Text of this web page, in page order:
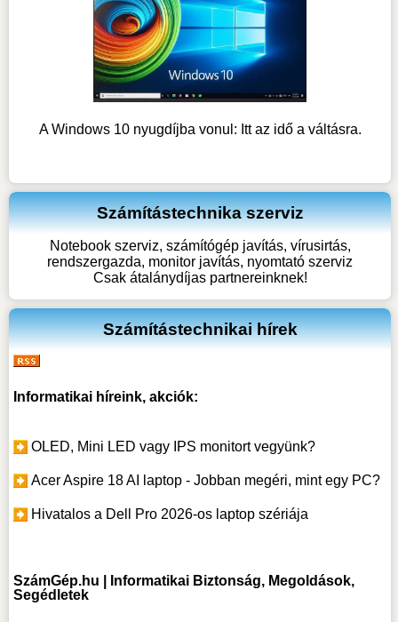
A Windows 10 nyugdíjba vonul: Itt az idő a váltásra.
Számítástechnika szerviz
Notebook szerviz, számítógép javítás, vírusirtás,
rendszergazda, monitor javítás, nyomtató szerviz
Csak átalánydíjas partnereinknek!
Számítástechnikai hírek
Informatikai híreink, akciók:
OLED, Mini LED vagy IPS monitort vegyünk?
Acer Aspire 18 AI laptop - Jobban megéri, mint egy PC?
Hivatalos a Dell Pro 2026-os laptop szériája
SzámGép.hu | Informatikai Biztonság, Megoldások,
Segédletek